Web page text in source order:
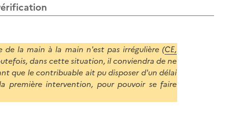
la main à la main n'est pas irrégulière (CE,
dans cette situation, il conviendra de ne
que le contribuable ait pu disposer d'un délai
première intervention, pour pouvoir se faire